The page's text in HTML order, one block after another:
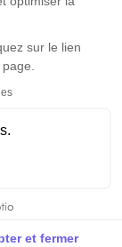
sur le lien
et fermer
la
de
dans la